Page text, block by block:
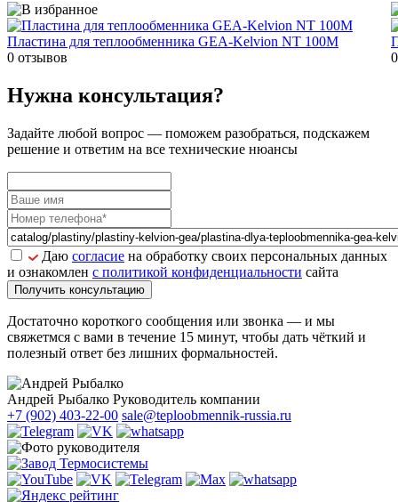
Пластина для теплообменника GEA-Kelvion NT 100M
0 отзывов
Нужна консультация?
Задайте любой вопрос — поможем разобраться, подскажем
решение и ответим на все технические нюансы
Даю согласие на обработку своих персональных данных
и ознакомлен с политикой конфиденциальности сайта
Получить консультацию
Достаточно короткого сообщения или звонка — и мы
свяжетмся с вами в течение 15 минут, чтобы дать чёткий и
полезный ответ без лишних формальностей.
Андрей Рыбалко Руководитель компании
+7 (902) 403-22-00 sale@teploobmennik-russia.ru